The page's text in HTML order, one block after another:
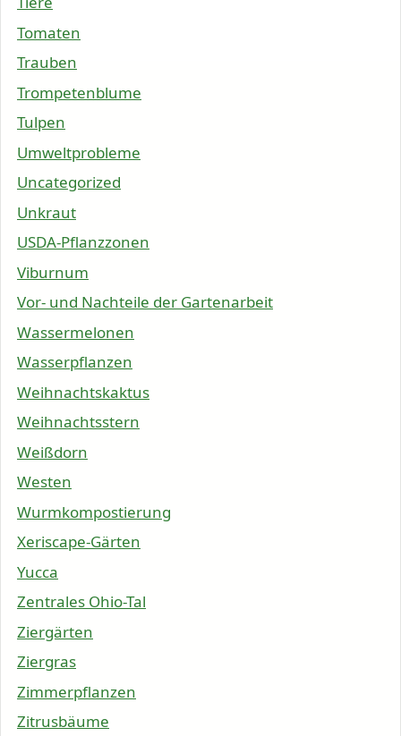
Tomaten
Trauben
Trompetenblume
Tulpen
Umweltprobleme
Uncategorized
Unkraut
USDA-Pflanzzonen
Viburnum
Vor- und Nachteile der Gartenarbeit
Wassermelonen
Wasserpflanzen
Weihnachtskaktus
Weihnachtsstern
Weißdorn
Westen
Wurmkompostierung
Xeriscape-Gärten
Yucca
Zentrales Ohio-Tal
Ziergärten
Ziergras
Zimmerpflanzen
Zitrusbäume